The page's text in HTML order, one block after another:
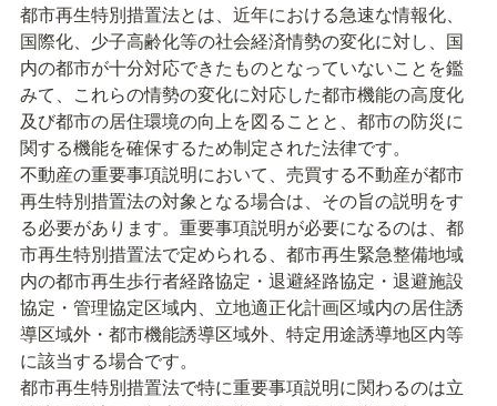
都市再生特別措置法とは、近年における急速な情報化、
国際化、少子高齢化等の社会経済情勢の変化に対し、国
内の都市が十分対応できたものとなっていないことを鑑
みて、これらの情勢の変化に対応した都市機能の高度化
及び都市の居住環境の向上を図ることと、都市の防災に
関する機能を確保するため制定された法律です。
不動産の重要事項説明において、売買する不動産が都市
再生特別措置法の対象となる場合は、その旨の説明をす
る必要があります。重要事項説明が必要になるのは、都
市再生特別措置法で定められる、都市再生緊急整備地域
内の都市再生歩行者経路協定・退避経路協定・退避施設
協定・管理協定区域内、立地適正化計画区域内の居住誘
導区域外・都市機能誘導区域外、特定用途誘導地区内等
に該当する場合です。
都市再生特別措置法で特に重要事項説明に関わるのは立